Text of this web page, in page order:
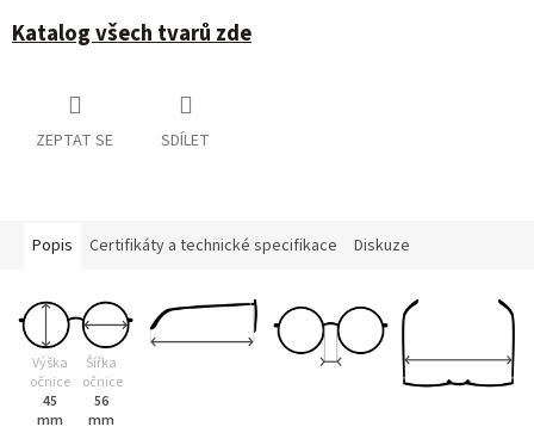
Katalog všech tvarů zde
ZEPTAT SE SDÍLET
Popis Certifikáty a technické specifikace Diskuze
Výška
očnice
45
mm
Šířka
očnice
56
mm